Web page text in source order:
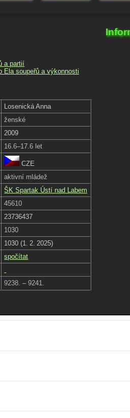
a partií
Ela soupeřů a výkonnosti
Losenická Anna
ženské
2009
16.6–17.6 let
CZE
aktivní mládež
ŠK Spartak Ústí nad Labem
45610
23736437
1030
1030 (1. 2. 2025)
spočítat
9238. – 9241.